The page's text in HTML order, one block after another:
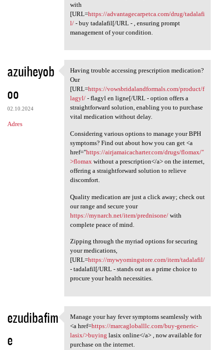
with
[URL=https://advantagecarpetca.com/drug/tadalafi
l/- buy tadalafil[/URL - , ensuring prompt
management of your condition.
azuiheyob
oo
02.10.2024
Adres
Having trouble accessing
Having trouble accessing prescription medication?
Our
[URL=https://vowsbridalandformals.com/product/f
lagyl/- flagyl en ligne[/URL - option offers a
straightforward solution, enabling you to purchase
vital medication without delay.
Considering various options to manage your BPH
symptoms? Find out about how you can get <a
href="https://airjamaicacharter.com/drugs/flomax/"
>flomaxwithout a prescription</a> on the internet,
offering a straightforward solution to relieve
discomfort.
Quality medication are just a click away; check out
our range and secure your
https://mynarch.net/item/prednisone/with
complete peace of mind.
Zipping through the myriad options for securing
your medications,
[URL=https://mywyomingstore.com/item/tadalafil/
- tadalafil[/URL - stands out as a prime choice to
procure your health necessities.
ezudibafim
e
Manage your hay fever
Manage your hay fever symptoms seamlessly with
<a href=https://marcagloballlc.com/buy-generic-
lasix/>buying lasix online</a> , now available for
purchase on the internet.